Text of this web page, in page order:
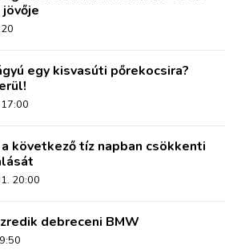
egy kisvasúti pőrekocsira?
következő tíz napban csökkenti
20:00
debreceni BMW